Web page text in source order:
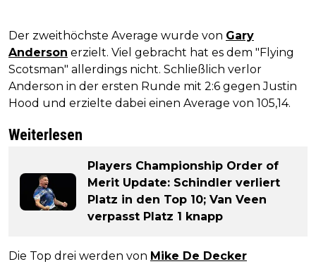
Der zweithöchste Average wurde von Gary
Anderson erzielt. Viel gebracht hat es dem "Flying
Scotsman" allerdings nicht. Schließlich verlor
Anderson in der ersten Runde mit 2:6 gegen Justin
Hood und erzielte dabei einen Average von 105,14.
Weiterlesen
Players Championship Order of
Merit Update: Schindler verliert
Platz in den Top 10; Van Veen
verpasst Platz 1 knapp
Die Top drei werden von Mike De Decker